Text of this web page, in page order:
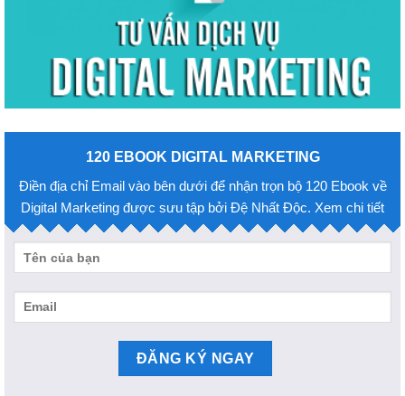
120 EBOOK DIGITAL MARKETING
Điền địa chỉ Email vào bên dưới để nhận trọn bộ 120 Ebook về
Digital Marketing được sưu tập bởi Đệ Nhất Độc. Xem chi tiết